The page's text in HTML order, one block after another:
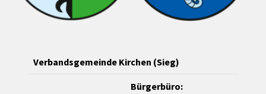
Verbandsgemeinde Kirchen (Sieg)
Bürgerbüro: